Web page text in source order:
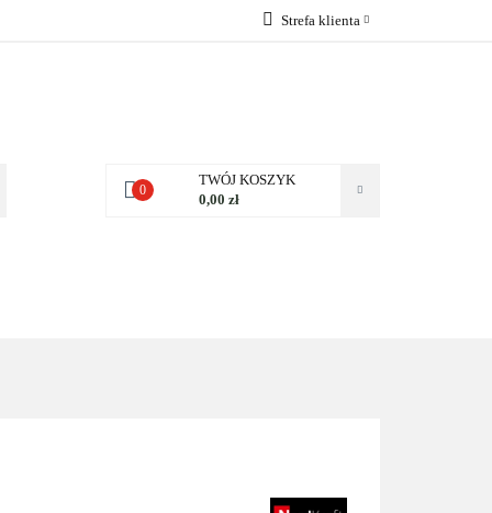
Strefa klienta
0
TWÓJ KOSZYK
0,00 zł